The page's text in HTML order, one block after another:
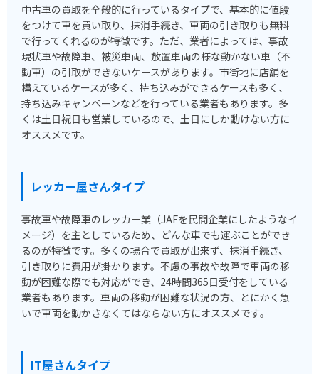
中古車の買取を全般的に行っているタイプで、基本的に値段
をつけて車を買い取り、抹消手続き、車両の引き取りも無料
で行ってくれるのが特徴です。ただ、業者によっては、事故
現状車や故障車、被災車両、放置車両の様な動かない車（不
動車）の引取ができないケースがあります。市街地に店舗を
構えているケースが多く、持ち込みができるケースも多く、
持ち込みキャンペーンなどを行っている業者もあります。多
くは土日祝日も営業しているので、土日にしか動けない方に
オススメです。
レッカー屋さんタイプ
事故車や故障車のレッカー業（JAFを民間企業にしたようなイ
メージ）を主としているため、どんな車でも運ぶことができ
るのが特徴です。多くの場合で買取が出来ず、抹消手続き、
引き取りに費用が掛かります。不慮の事故や故障で車両の移
動が困難な際でも対応ができ、24時間365日受付をしている
業者もあります。車両の移動が困難な状況の方、とにかく急
いで車両を動かさなくてはならない方にオススメです。
IT屋さんタイプ